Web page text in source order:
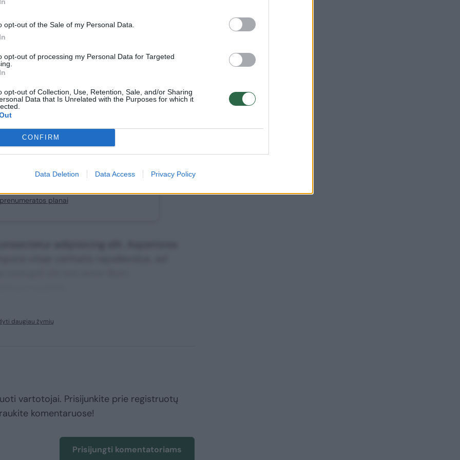
opt-out of the Sale of my Personal Data.
opt-out of processing my Personal Data for Targeted
opt-out of Collection, Use, Retention, Sale, and/or Sharing
Data that Is Unrelated with the Purposes for which it
CONFIRM
Data Deletion Data Access Privacy Policy
mūsų bendruomenės
prenumeratoriumi
1
planai
daugiau žymių
vartotojai. Prisijunkite prie registruotų
komentaruose!
Prisijungti komentatoriams